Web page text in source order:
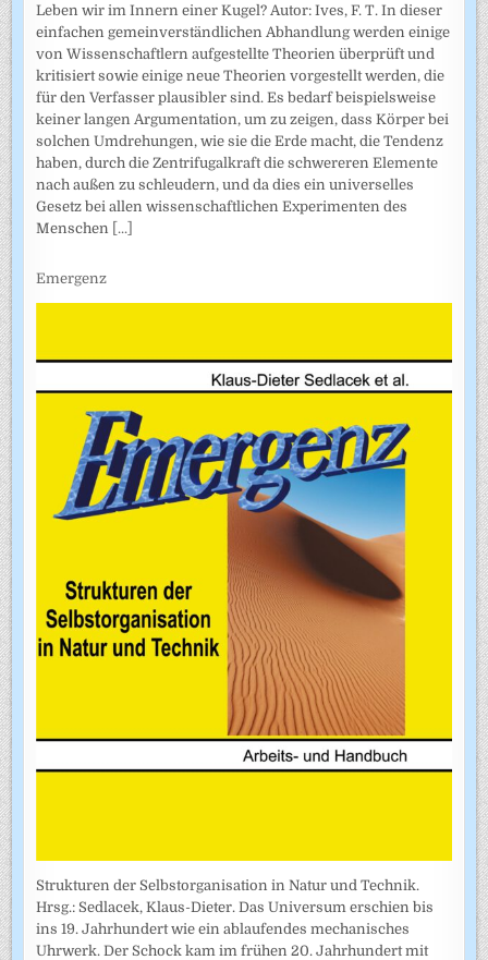
Leben wir im Innern einer Kugel? Autor: Ives, F. T. In dieser
einfachen gemeinverständlichen Abhandlung werden einige
von Wissenschaftlern aufgestellte Theorien überprüft und
kritisiert sowie einige neue Theorien vorgestellt werden, die
für den Verfasser plausibler sind. Es bedarf beispielsweise
keiner langen Argumentation, um zu zeigen, dass Körper bei
solchen Umdrehungen, wie sie die Erde macht, die Tendenz
haben, durch die Zentrifugalkraft die schwereren Elemente
nach außen zu schleudern, und da dies ein universelles
Gesetz bei allen wissenschaftlichen Experimenten des
Menschen [...]
Emergenz
Strukturen der Selbstorganisation in Natur und Technik.
Hrsg.: Sedlacek, Klaus-Dieter. Das Universum erschien bis
ins 19. Jahrhundert wie ein ablaufendes mechanisches
Uhrwerk. Der Schock kam im frühen 20. Jahrhundert mit